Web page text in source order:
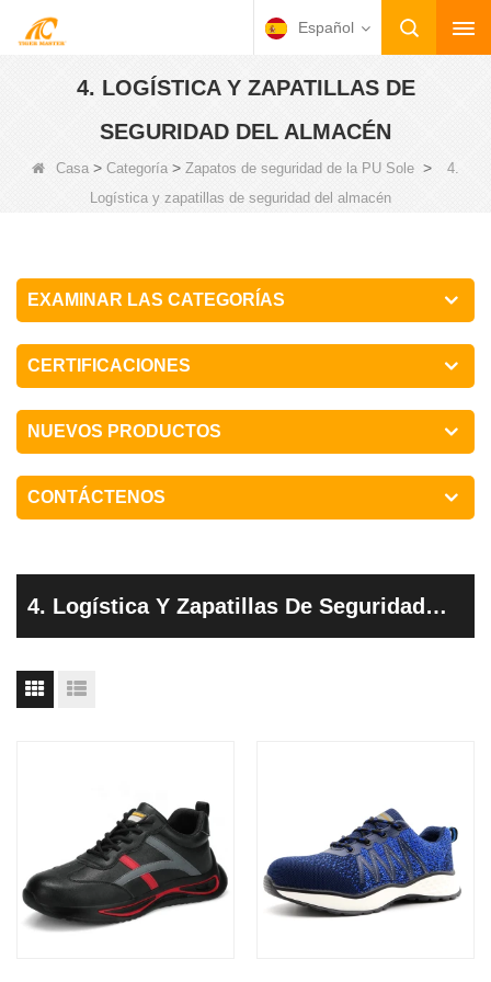
Español
4. LOGÍSTICA Y ZAPATILLAS DE
SEGURIDAD DEL ALMACÉN
Casa > Categoría > Zapatos de seguridad de la PU Sole >
4.
Logística y zapatillas de seguridad del almacén
EXAMINAR LAS CATEGORÍAS
CERTIFICACIONES
NUEVOS PRODUCTOS
CONTÁCTENOS
4. Logística Y Zapatillas De Seguridad